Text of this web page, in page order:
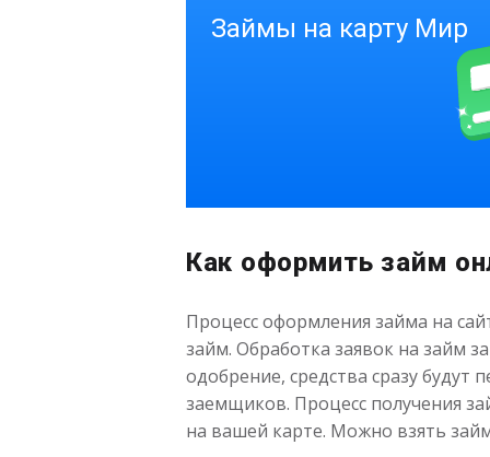
Как оформить займ
Процесс оформления займа на
займ. Обработка заявок на займ
одобрение, средства сразу
заемщиков. Процесс получения
на вашей карте. Можно взять